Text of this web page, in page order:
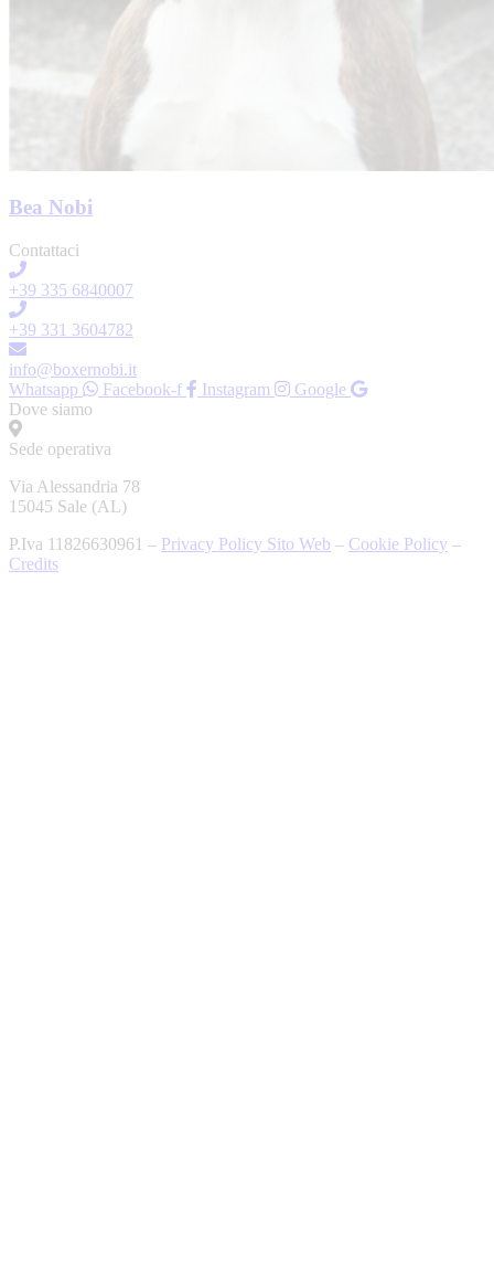
Bea Nobi
Contattaci
+39 335 6840007
+39 331 3604782
info@boxernobi.it
Whatsapp
Facebook-f Instagram
Google
Dove siamo
Sede operativa
Via Alessandria 78
15045 Sale (AL)
P.Iva 11826630961 – Privacy Policy Sito Web – Cookie Policy –
Credits